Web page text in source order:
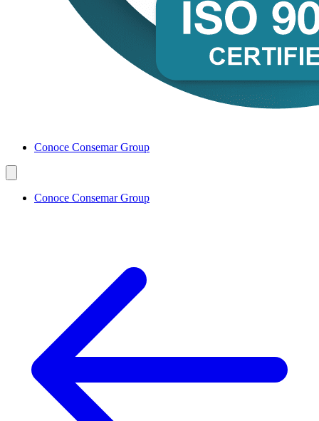
Conoce Consemar Group
Conoce Consemar Group